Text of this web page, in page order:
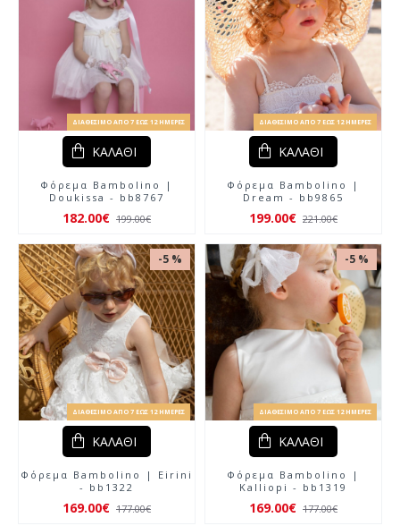
ΔΙΑΘΈΣΙΜΟ ΑΠΌ 7 ΈΩΣ 12 ΗΜΈΡΕΣ
Φόρεμα Bambolino |
Doukissa - bb8767
182.00€ 199.00€
ΚΑΛΆΘΙ
ΔΙΑΘΈΣΙΜΟ ΑΠΌ 7 ΈΩΣ 12 ΗΜΈΡΕΣ
Φόρεμα Bambolino |
Dream - bb9865
199.00€ 221.00€
ΚΑΛΆΘΙ
-5 %
ΔΙΑΘΈΣΙΜΟ ΑΠΌ 7 ΈΩΣ 12 ΗΜΈΡΕΣ
Φόρεμα Bambolino | Eirini
- bb1322
169.00€ 177.00€
ΚΑΛΆΘΙ
-5 %
ΔΙΑΘΈΣΙΜΟ ΑΠΌ 7 ΈΩΣ 12 ΗΜΈΡΕΣ
Φόρεμα Bambolino |
Kalliopi - bb1319
169.00€ 177.00€
ΚΑΛΆΘΙ